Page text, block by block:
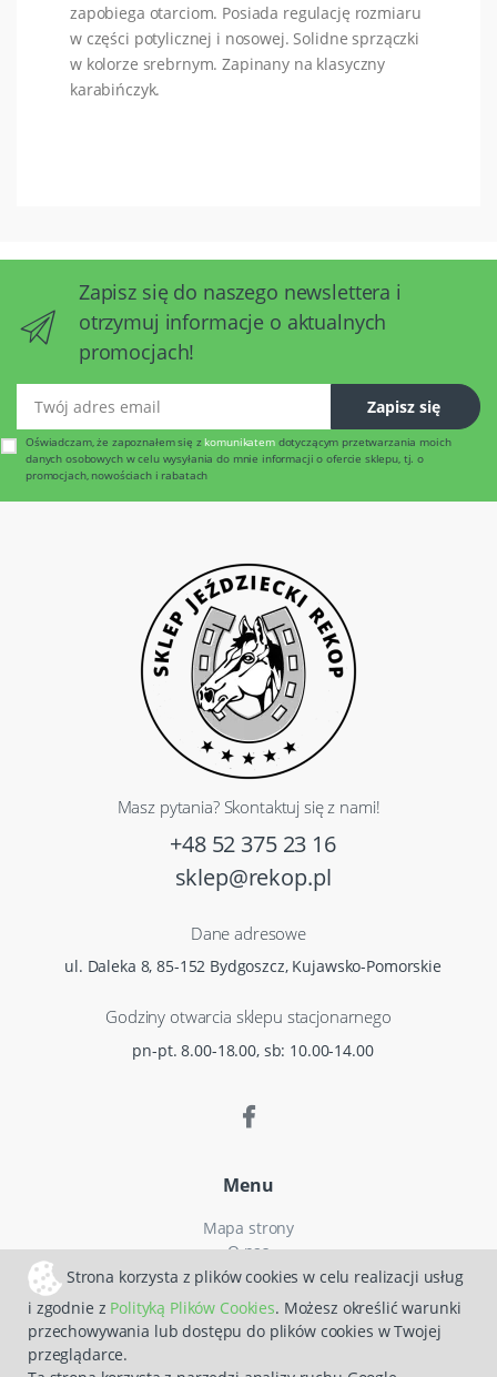
Strona korzysta z plików cookies w celu realizacji usług
i zgodnie z Polityką Plików Cookies. Możesz określić warunki
przechowywania lub dostępu do plików cookies w Twojej
przeglądarce.
zapobiega otarciom. Posiada regulację rozmiaru
w części potylicznej i nosowej. Solidne sprzączki
w kolorze srebrnym. Zapinany na klasyczny
karabińczyk.
Zapisz się do naszego newslettera i
otrzymuj informacje o aktualnych
promocjach!
Zapisz się
Oświadczam, że zapoznałem się z komunikatemdotyczącym przetwarzania moich
danych osobowych w celu wysyłania do mnie informacji o ofercie sklepu, tj. o
promocjach, nowościach i rabatach
Masz pytania? Skontaktuj się z nami!
+48 52 375 23 16
sklep@rekop.pl
Dane adresowe
ul. Daleka 8, 85-152 Bydgoszcz, Kujawsko-Pomorskie
Godziny otwarcia sklepu stacjonarnego
pn-pt. 8.00-18.00, sb: 10.00-14.00
Menu
Mapa strony
O nas
Czas i koszty dostawy
Reklamacje
Regulamin zakupów
Polityka prywatności
Zwroty